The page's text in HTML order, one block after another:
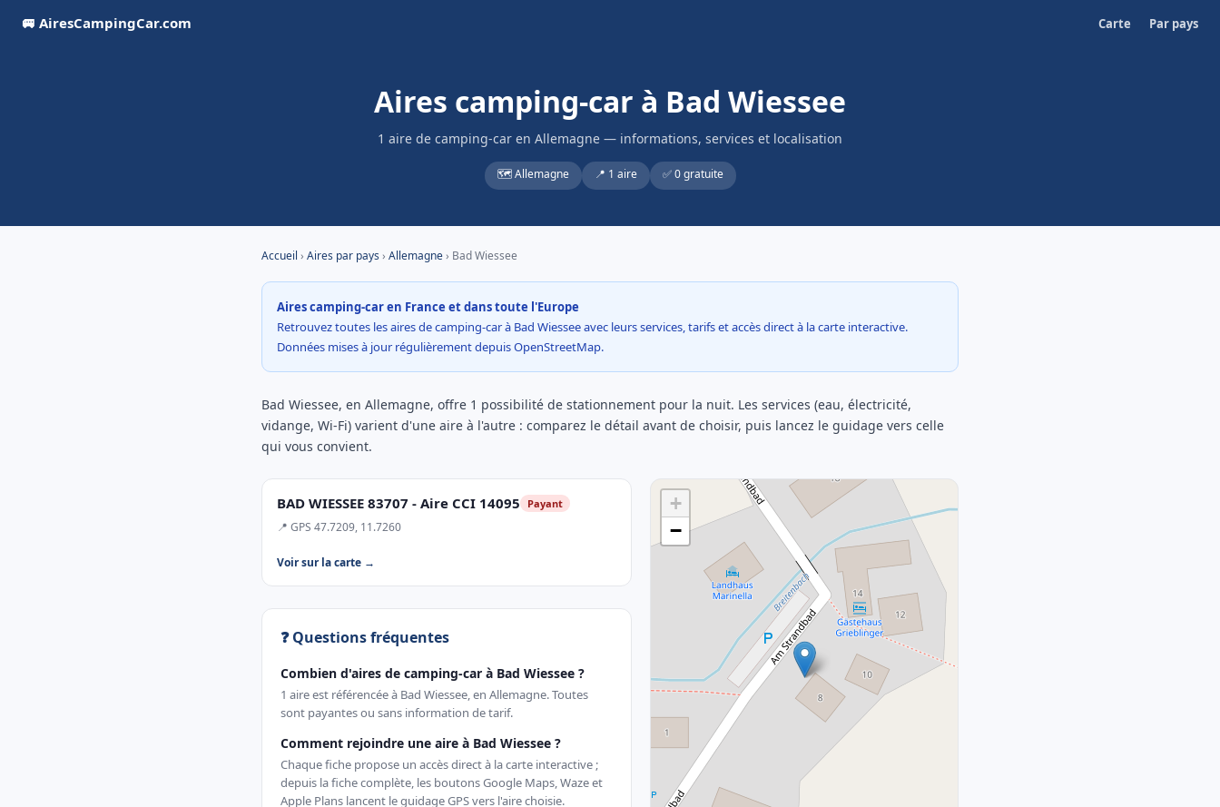
🚐 AiresCampingCar.com Carte Par pays
Aires camping-car à Bad Wiessee
1 aire de camping-car en Allemagne — informations, services et localisation
🗺️ Allemagne 📍 1 aire ✅ 0 gratuite
Accueil › Aires par pays› Allemagne› Bad Wiessee
Aires camping-car en France et dans toute l'Europe
Retrouvez toutes les aires de camping-car à Bad Wiessee avec leurs services, tarifs et accès direct à la carte interactive.
Données mises à jour régulièrement depuis OpenStreetMap.
Bad Wiessee, en Allemagne, offre 1 possibilité de stationnement pour la nuit. Les services (eau, électricité,
vidange, Wi-Fi) varient d'une aire à l'autre : comparez le détail avant de choisir, puis lancez le guidage vers celle
qui vous convient.
BAD WIESSEE 83707 - Aire CCI 14095 Payant
📍 GPS 47.7209, 11.7260
Voir sur la carte →
❓ Questions fréquentes
Combien d'aires de camping-car à Bad Wiessee ?
1 aire est référencée à Bad Wiessee, en Allemagne. Toutes
sont payantes ou sans information de tarif.
Comment rejoindre une aire à Bad Wiessee ?
Chaque fiche propose un accès direct à la carte interactive ;
depuis la fiche complète, les boutons Google Maps, Waze et
Apple Plans lancent le guidage GPS vers l'aire choisie.
+
−